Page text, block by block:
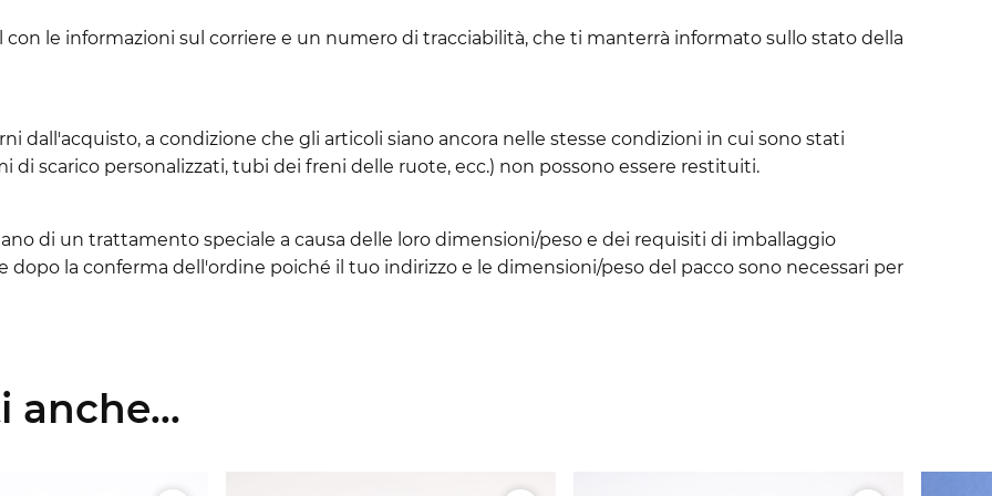
le informazioni sul corriere e un numero di tracciabilità, che ti manterrà informato sullo stato della
dall'acquisto, a condizione che gli articoli siano ancora nelle stesse condizioni in cui sono stati
scarico personalizzati, tubi dei freni delle ruote, ecc.) non possono essere restituiti.
di un trattamento speciale a causa delle loro dimensioni/peso e dei requisiti di imballaggio
la conferma dell'ordine poiché il tuo indirizzo e le dimensioni/peso del pacco sono necessari per
anche...